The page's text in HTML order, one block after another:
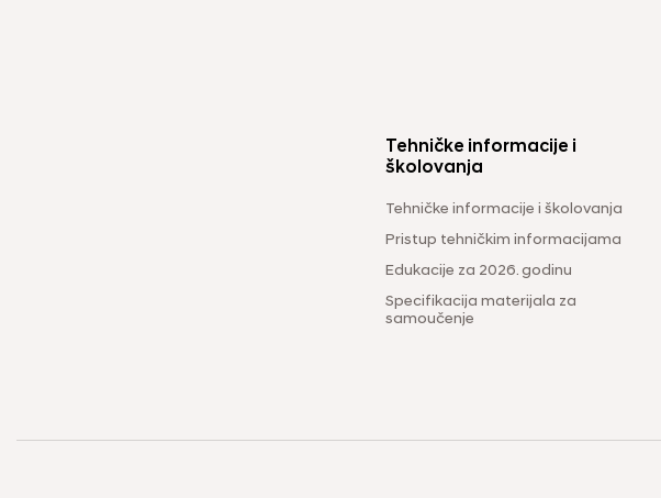
Tehničke informacije i
školovanja
Tehničke informacije i školovanja
Pristup tehničkim informacijama
Edukacije za 2026. godinu
Specifikacija materijala za
samoučenje